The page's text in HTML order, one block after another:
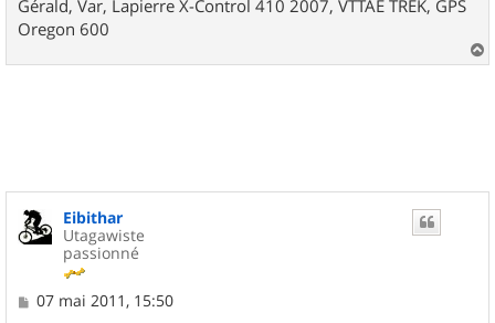
Gérald, Var, Lapierre X-Control 410 2007, VTTAE TREK, GPS
Oregon 600
a
Eibithar
Utagawiste
passionné
M
07 mai 2011, 15:50